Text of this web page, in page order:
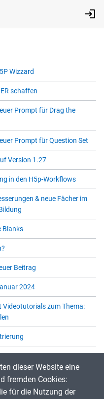
Wizzard
schaffen
Prompt für Drag the
Prompt für Question Set
Version 1.27
in den H5p-Workflows
& neue Fächer im
Blanks
Beitrag
2024
Videotutorials zum Thema:
dieser Website eine
fremden Cookies:
für die Nutzung der